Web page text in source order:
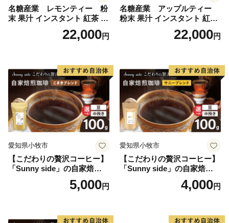
名糖産業 レモンティー 粉
末 果汁 インスタント 紅茶 ビ
タミンC 袋 ロングセラー 粉
末飲料 粉末茶 簡単 手軽 ホッ
22,000円
名糖産業 アップルティー
粉末 果汁 インスタント 紅茶
ティー ビタミンC 袋 ロング
セラー 粉末飲料 粉末茶 簡単
22,000円
愛知県小牧市
【こだわりの贅沢コーヒー】
「Sunny side」の自家焙煎珈
琲こまきブレンド（100g）
5,000円
愛知県小牧市
【こだわりの贅沢コーヒー】
「Sunny side」の自家焙煎珈
琲サニーブレンド（100g）
4,000円